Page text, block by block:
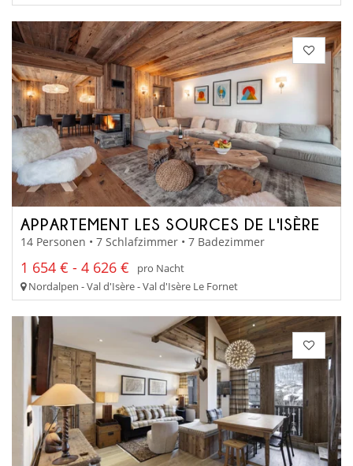
APPARTEMENT LES SOURCES DE L'ISÈRE
14 Personen • 7 Schlafzimmer • 7 Badezimmer
1 654 € - 4 626 €
pro Nacht
Nordalpen - Val d'Isère - Val d'Isère Le Fornet